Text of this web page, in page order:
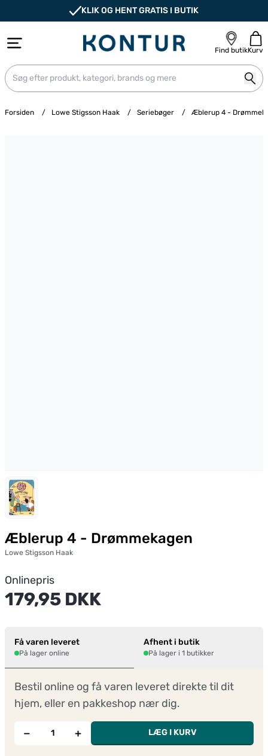
KLIK OG HENT GRATIS I BUTIK
Find butikKurv
Forsiden / Lowe Stigsson Haak / Seriebøger / Æblerup 4 -
Æblerup 4 - Drømmekagen
Lowe Stigsson Haak
Onlinepris
179,95 DKK
Få varen leveret
På lager online
Afhent i butik
På lager i 1 butikker
Bestil online og få varen leveret direkte til dit
hjem, eller en pakkeshop nær dig.
− + LÆG I KURV